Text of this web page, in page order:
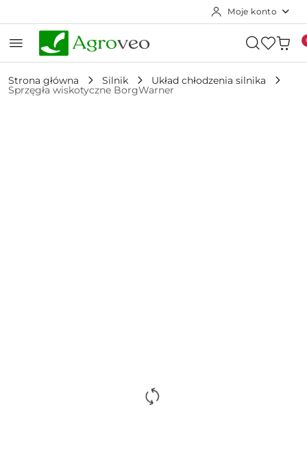
Moje konto
Strona główna Silnik Układ chłodzenia silnika
Sprzęgła wiskotyczne BorgWarner